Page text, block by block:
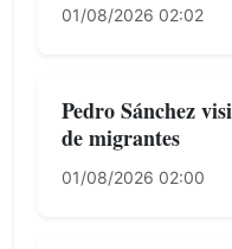
01/08/2026 02:02
Pedro Sánchez
de migrantes
01/08/2026 02:00